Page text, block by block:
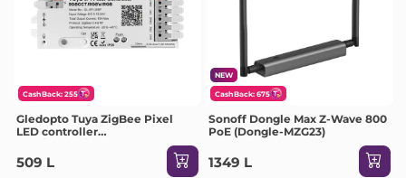
CashBack: 255
Gledopto Tuya ZigBee Pixel
LED controller
RGB/RGBW/RGBCCT (GL-SPI-
206P), DC5~24V, 2*Channels,
output signal SPI(TTL)×2
509 L
NEW
CashBack: 675
Sonoff Dongle Max Z-Wave 800
PoE (Dongle-MZG23)
1349 L